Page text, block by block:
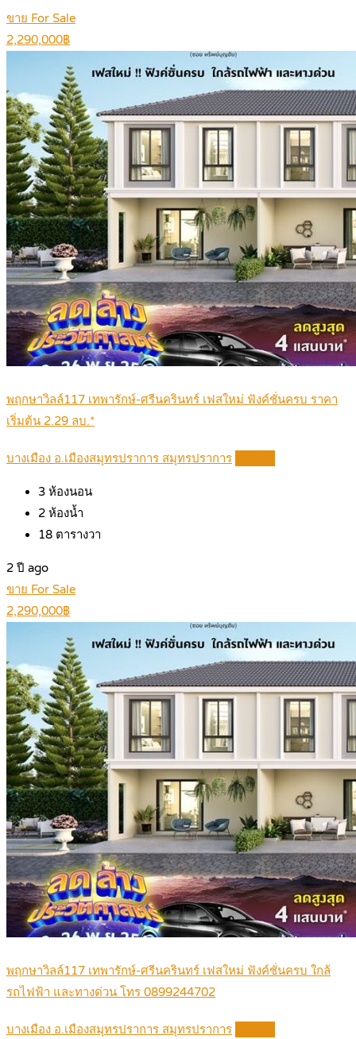
ขาย For Sale
2,290,000฿
พฤกษาวิลล์117 เทพารักษ์-ศรีนครินทร์ เฟสใหม่ ฟังค์ชั่นครบ ราคา
เริ่มต้น 2.29 ลบ.*
บางเมือง อ.เมืองสมุทรปราการ สมุทรปราการ
3 ห้องนอน
2 ห้องน้ำ
18 ตารางวา
2 ปี ago
ขาย For Sale
2,290,000฿
พฤกษาวิลล์117 เทพารักษ์-ศรีนครินทร์ เฟสใหม่ ฟังค์ชั่นครบ ใกล้
รถไฟฟ้า และทางด่วน โทร 0899244702
บางเมือง อ.เมืองสมุทรปราการ สมุทรปราการ